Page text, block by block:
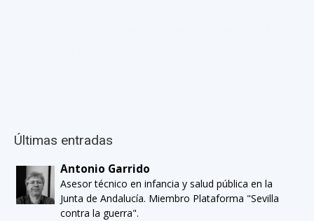
Últimas entradas
Antonio Garrido
Asesor técnico en infancia y salud pública en la
Junta de Andalucía. Miembro Plataforma "Sevilla
contra la guerra".